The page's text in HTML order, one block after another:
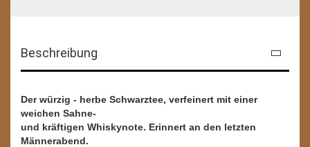
Beschreibung
Der würzig - herbe Schwarztee, verfeinert mit einer
weichen Sahne-
und kräftigen Whiskynote. Erinnert an den letzten
Männerabend.